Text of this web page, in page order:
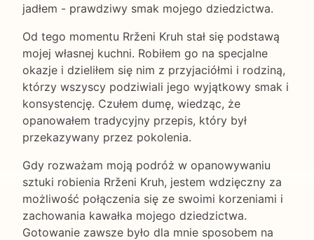
jadłem - prawdziwy smak mojego dziedzictwa.
Od tego momentu Rrženi Kruh stał się podstawą
mojej własnej kuchni. Robiłem go na specjalne
okazje i dzieliłem się nim z przyjaciółmi i rodziną,
którzy wszyscy podziwiali jego wyjątkowy smak i
konsystencję. Czułem dumę, wiedząc, że
opanowałem tradycyjny przepis, który był
przekazywany przez pokolenia.
Gdy rozważam moją podróż w opanowywaniu
sztuki robienia Rrženi Kruh, jestem wdzięczny za
możliwość połączenia się ze swoimi korzeniami i
zachowania kawałka mojego dziedzictwa.
Gotowanie zawsze było dla mnie sposobem na